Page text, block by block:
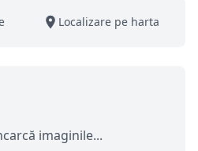
Localizare pe harta
imaginile...